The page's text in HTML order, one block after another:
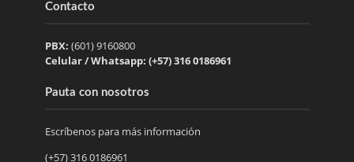
Contacto
PBX: (601) 9160800
Celular / Whatsapp: (+57) 316 0186961
Pauta con nosotros
Escríbenos para más información
(+57) 316 0186961